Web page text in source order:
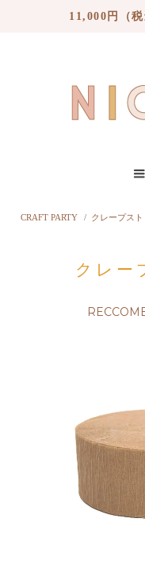
11,000円（
CRAFT PARTY / クレープス
クレー